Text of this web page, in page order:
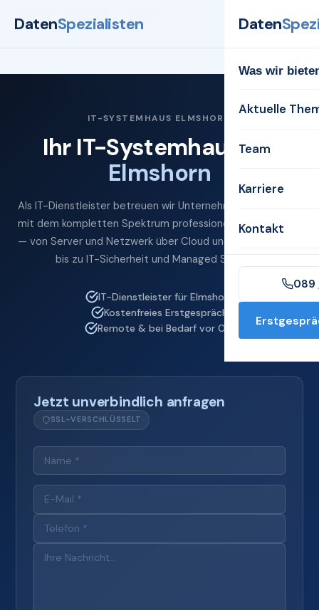
DatenSpezialisten Daten
Was wir
Aktuelle
Team
Karriere
Kontakt
089
IT-SYSTEMHAUS ELMSHORN
Ihr IT-Systemhaus für
Elmshorn
Als IT-Dienstleister betreuen wir Unternehmen in Elmshorn
mit dem kompletten Spektrum professioneller IT-Services
— von Server und Netzwerk über Cloud und Microsoft 365
bis zu IT-Sicherheit und Managed Services.
IT-Dienstleister für Elmshorn
Kostenfreies Erstgespräch
Remote & bei Bedarf vor Ort
Jetzt unverbindlich anfragen
SSL-VERSCHLÜSSELT